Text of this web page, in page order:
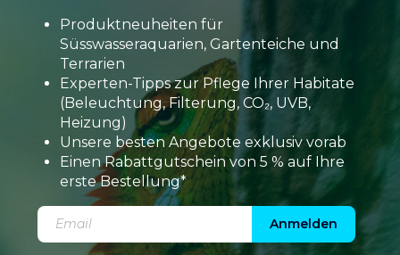
Produktneuheiten für
Süsswasseraquarien, Gartenteiche und
Terrarien
Experten-Tipps zur Pflege Ihrer Habitate
(Beleuchtung, Filterung, CO₂, UVB,
Heizung)
Unsere besten Angebote exklusiv vorab
Einen Rabattgutschein von 5 % auf Ihre
erste Bestellung*
Anmelden